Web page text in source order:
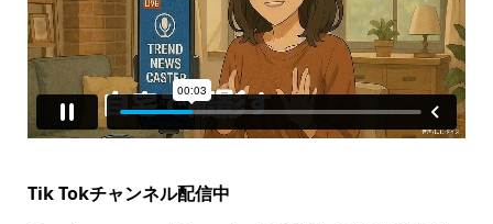
Tik Tokチャンネル配信中